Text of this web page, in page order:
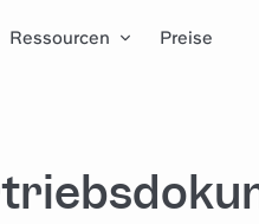
Ressourcen Preise